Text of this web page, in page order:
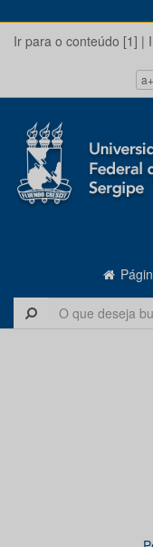
Ir para o conteúdo [1] |
a+